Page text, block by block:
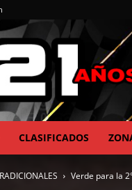
CLASIFICADOS
Verde para la